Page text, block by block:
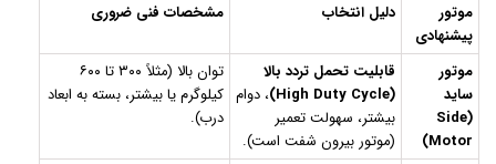
موتور
پیشنهادی
دلیل انتخاب مشخصات فنی ضروری
موتور
ساید
(Side
Motor)
قابلیت تحمل تردد بالا
(High Duty Cycle)
، دوام
بیشتر، سهولت تعمیر
(موتور بیرون شفت است).
توان بالا (مثلاً ۳۰۰ تا ۶۰۰
کیلوگرم یا بیشتر، بسته به ابعاد
درب).